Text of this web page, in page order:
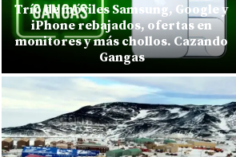
Trío de móviles Samsung, Google y
iPhone rebajados, ofertas en
monitores y más chollos. Cazando
Gangas